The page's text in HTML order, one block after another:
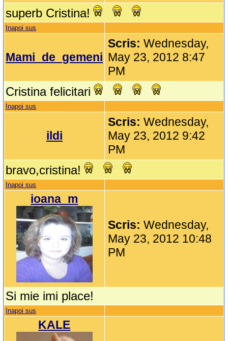
superb Cristina!
Inapoi sus
Mami_de_gemeni
Scris:Wednesday,
May 23, 2012 8:47
PM
Cristina felicitari
Inapoi sus
ildi
Scris:Wednesday,
May 23, 2012 9:42
PM
bravo,cristina!
Inapoi sus
ioana_m
Scris:Wednesday,
May 23, 2012 10:48
PM
Si mie imi place!
Inapoi sus
KALE